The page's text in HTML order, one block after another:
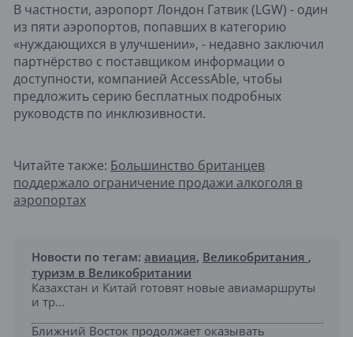
В частности, аэропорт Лондон Гатвик (LGW) - один
из пяти аэропортов, попавших в категорию
«нуждающихся в улучшении», - недавно заключил
партнёрство с поставщиком информации о
доступности, компанией AccessAble, чтобы
предложить серию бесплатных подробных
руководств по инклюзивности.
Читайте также: Большинство британцев
поддержало ограничение продажи алкоголя в
аэропортах
Новости по тегам: авиация, Великобритания ,
туризм в Великобритании
Казахстан и Китай готовят новые авиамаршруты
и тр...
Ближний Восток продолжает оказывать